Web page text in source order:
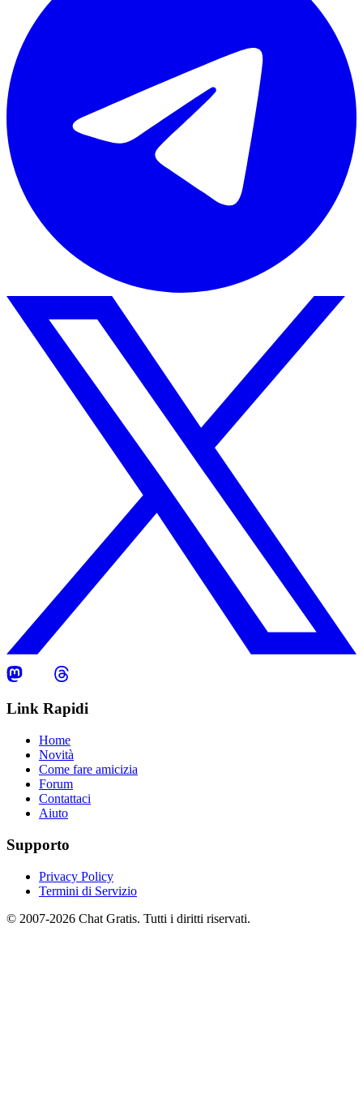
Link Rapidi
Home
Novità
Come fare amicizia
Forum
Contattaci
Aiuto
Supporto
Privacy Policy
Termini di Servizio
© 2007-2026 Chat Gratis. Tutti i diritti riservati.